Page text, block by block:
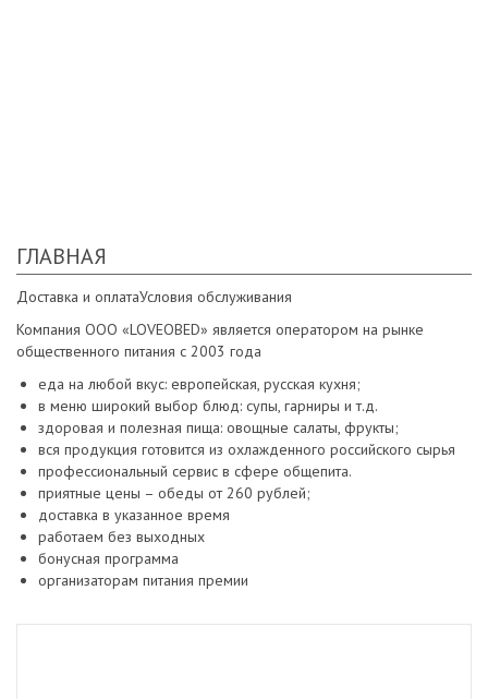
ГЛАВНАЯ
Доставка и оплатаУсловия обслуживания
Компания ООО «LOVEOBED» является оператором на рынке
общественного питания с 2003 года
еда на любой вкус: европейская, русская кухня;
в меню широкий выбор блюд: супы, гарниры и т.д.
здоровая и полезная пища: овощные салаты, фрукты;
вся продукция готовится из охлажденного российского сырья
профессиональный сервис в сфере общепита.
приятные цены – обеды от 260 рублей;
доставка в указанное время
работаем без выходных
бонусная программа
организаторам питания премии